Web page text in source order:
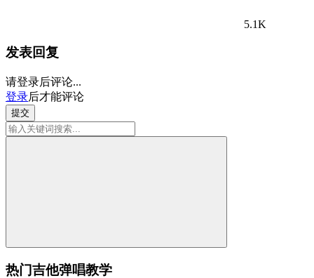
5.1K
发表回复
请登录后评论...
登录后才能评论
提交
热门吉他弹唱教学